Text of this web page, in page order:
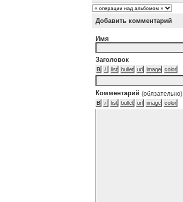
Добавить комментарий
Имя
Заголовок
Комментарий (обязательно)